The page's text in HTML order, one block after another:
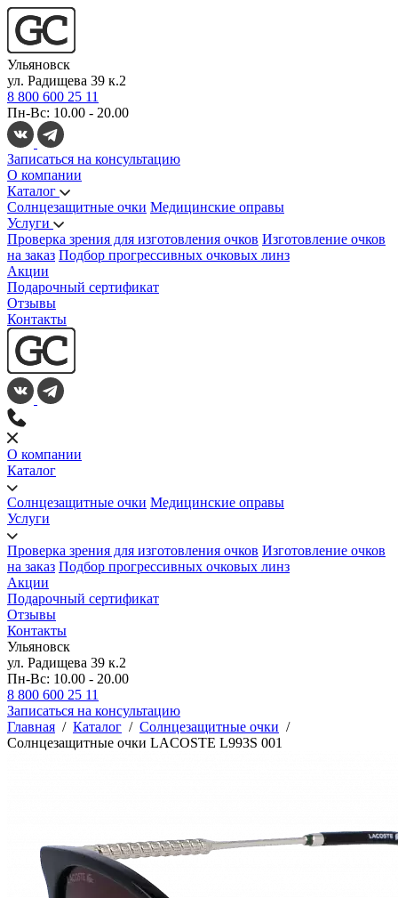
Ульяновск
ул. Радищева 39 к.2
8 800 600 25 11
Пн-Вс: 10.00 - 20.00
Записаться на консультацию
О компании
Каталог
Солнцезащитные очки Медицинские оправы
Услуги
Проверка зрения для изготовления очков Изготовление очков
на заказ Подбор прогрессивных очковых линз
Акции
Подарочный сертификат
Отзывы
Контакты
О компании
Каталог
Солнцезащитные очки Медицинские оправы
Услуги
Проверка зрения для изготовления очков Изготовление очков
на заказ Подбор прогрессивных очковых линз
Акции
Подарочный сертификат
Отзывы
Контакты
Ульяновск
ул. Радищева 39 к.2
Пн-Вс: 10.00 - 20.00
8 800 600 25 11
Записаться на консультацию
Главная / Каталог / Солнцезащитные очки /
Солнцезащитные очки LACOSTE L993S 001